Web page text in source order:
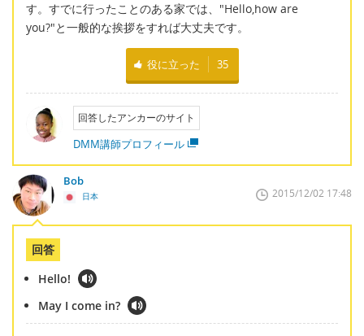
す。すでに行ったことのある家では、"Hello,how are
you?"と一般的な挨拶をすれば大丈夫です。
役に立った 35
回答したアンカーのサイト
DMM講師プロフィール
Bob
日本 2015/12/02 17:48
回答
Hello!
May I come in?